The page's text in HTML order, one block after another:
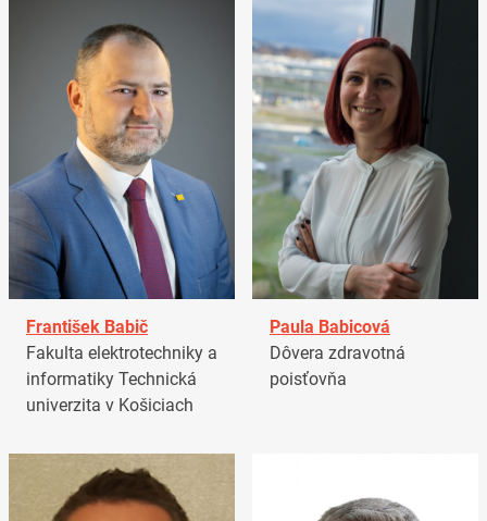
František Babič
Fakulta elektrotechniky a
informatiky Technická
univerzita v Košiciach
Paula Babicová
Dôvera zdravotná
poisťovňa